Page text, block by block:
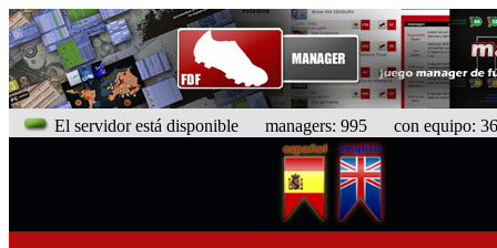
El servidor está disponible managers: 995 con equipo: